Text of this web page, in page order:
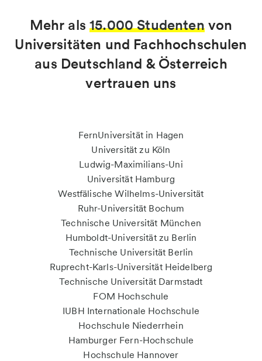
Mehr als15.000 Studentenvon
Universitäten und Fachhochschulen
aus Deutschland & Österreich
vertrauen uns
FernUniversität in Hagen
Universität zu Köln
Ludwig-Maximilians-Uni
Universität Hamburg
Westfälische Wilhelms-Universität
Ruhr-Universität Bochum
Technische Universität München
Humboldt-Universität zu Berlin
Technische Universität Berlin
Ruprecht-Karls-Universität Heidelberg
Technische Universität Darmstadt
FOM Hochschule
IUBH Internationale Hochschule
Hochschule Niederrhein
Hamburger Fern-Hochschule
Hochschule Hannover